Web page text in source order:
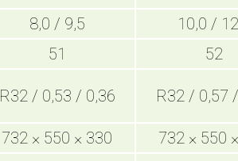
8,0 / 9,5 10,0 /
51 52
R32 / 0,53 / 0,36 R32 / 0,57
732 × 550 × 330 732 × 550